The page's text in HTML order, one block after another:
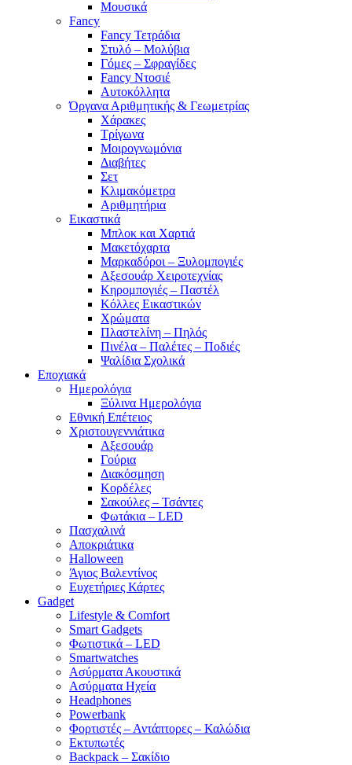
Μουσικά
Fancy
Fancy Τετράδια
Στυλό – Μολύβια
Γόμες – Σφραγίδες
Fancy Ντοσιέ
Αυτοκόλλητα
Όργανα Αριθμητικής & Γεωμετρίας
Χάρακες
Τρίγωνα
Mοιρογνωμόνια
Διαβήτες
Σετ
Κλιμακόμετρα
Αριθμητήρια
Εικαστικά
Μπλοκ και Χαρτιά
Μακετόχαρτα
Μαρκαδόροι – Ξυλομπογιές
Αξεσουάρ Χειροτεχνίας
Κηρομπογιές – Παστέλ
Κόλλες Εικαστικών
Χρώματα
Πλαστελίνη – Πηλός
Πινέλα – Παλέτες – Ποδιές
Ψαλίδια Σχολικά
Εποχιακά
Ημερολόγια
Ξύλινα Ημερολόγια
Εθνική Επέτειος
Χριστουγεννιάτικα
Αξεσουάρ
Γούρια
Διακόσμηση
Κορδέλες
Σακούλες – Τσάντες
Φωτάκια – LED
Πασχαλινά
Αποκριάτικα
Halloween
Άγιος Βαλεντίνος
Ευχετήριες Κάρτες
Gadget
Lifestyle & Comfort
Smart Gadgets
Φωτιστικά – LED
Smartwatches
Ασύρματα Ακουστικά
Ασύρματα Ηχεία
Headphones
Powerbank
Φορτιστές – Αντάπτορες – Καλώδια
Εκτυπωτές
Backpack – Σακίδιο